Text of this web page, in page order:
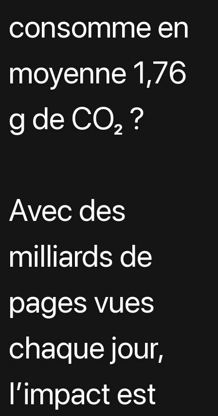
consomme en
moyenne 1,76
g de CO₂ ?
Avec des
milliards de
pages vues
chaque jour,
l’impact est